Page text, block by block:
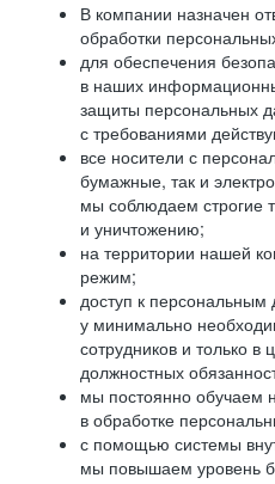
В компании назначен
обработки
для обеспечения
в наших
защиты персональных
с требованиями
все носители с
бумажные, так и
мы соблюдаем строгие
и уничтожению;
на территории нашей
режим;
доступ к персональным
у минимально
сотрудников и только в
должностных
мы постоянно обучаем
в обработке
с помощью системы
мы повышаем уровень